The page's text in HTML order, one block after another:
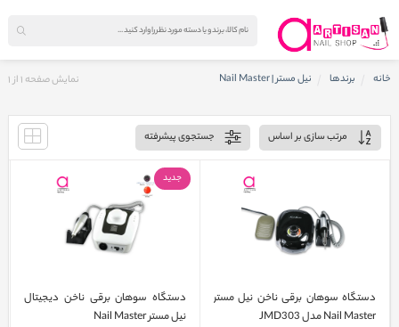
خانه برندها نیل مستر | Nail Master نمایش صفحه 1از1
مرتب سازی بر اساس جستجوی پیشرفته
دستگاه سوهان برقی ناخن نیل مستر
Nail Master مدل JMD303
دستگاه سوهان برقی ناخن دیجیتال
نیل مستر Nail Master
جدید